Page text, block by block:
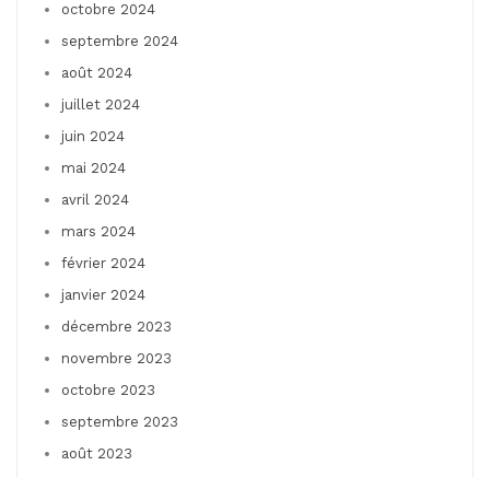
octobre 2024
septembre 2024
août 2024
juillet 2024
juin 2024
mai 2024
avril 2024
mars 2024
février 2024
janvier 2024
décembre 2023
novembre 2023
octobre 2023
septembre 2023
août 2023